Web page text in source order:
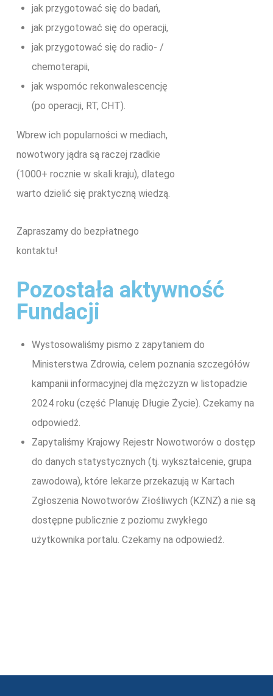
jak przygotować się do badań,
jak przygotować się do operacji,
jak przygotować się do radio- /
chemoterapii,
jak wspomóc rekonwalescencję
(po operacji, RT, CHT).
Wbrew ich popularności w mediach,
nowotwory jądra są raczej rzadkie
(1000+ rocznie w skali kraju), dlatego
warto dzielić się praktyczną wiedzą.
Zapraszamy do bezpłatnego
kontaktu!
Pozostała aktywność
Fundacji
Wystosowaliśmy pismo z zapytaniem do
Ministerstwa Zdrowia, celem poznania szczegółów
kampanii informacyjnej dla mężczyzn w listopadzie
2024 roku (część Planuję Długie Życie). Czekamy na
odpowiedź.
Zapytaliśmy Krajowy Rejestr Nowotworów o dostęp
do danych statystycznych (tj. wykształcenie, grupa
zawodowa), które lekarze przekazują w Kartach
Zgłoszenia Nowotworów Złośliwych (KZNZ) a nie są
dostępne publicznie z poziomu zwykłego
użytkownika portalu. Czekamy na odpowiedź.